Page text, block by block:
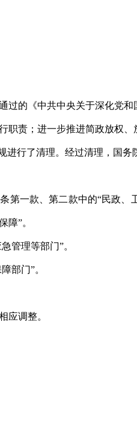
过的《中共中央关于深化党
职责；进一步推进简政放权
进行了清理。经过清理，国务
第一款、第二款中的“民政
障”。
管理等部门”。
部门”。
应调整。